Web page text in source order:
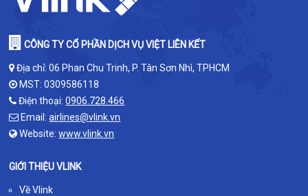
CÔNG TY CỔ PHẦN DỊCH VỤ VIỆT LIÊN KẾT
Địa chỉ: 06 Phan Chu Trinh, P. Tân Sơn Nhì, TPHCM
MST: 0309586118
Điện thoại:0906.728.466
Email:airlines@vlink.vn
Website:www.vlink.vn
GIỚI THIỆU VLINK
Về Vlink